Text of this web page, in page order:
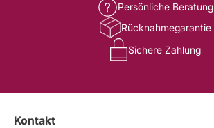
Persönliche Beratung
Rücknahmegarantie
Sichere Zahlung
Kontakt